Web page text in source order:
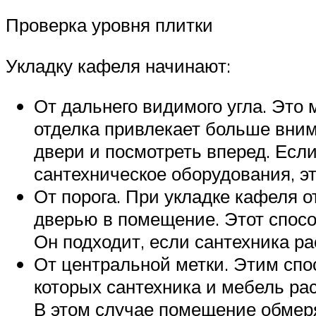
Проверка уровня плитки
Укладку кафеля начинают:
От дальнего видимого угла. Это
отделка привлекает больше
двери и посмотреть вперед.
сантехническое оборудования,
От порога. При укладке кафеля
дверью в помещение. Этот
Он подходит, если сантехника
От центральной метки. Этим
которых сантехника и мебель
В этом случае помещение